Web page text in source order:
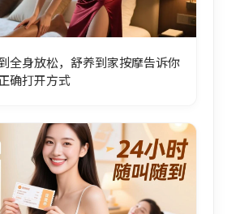
全身放松，舒养到家按摩告诉你
确打开方式